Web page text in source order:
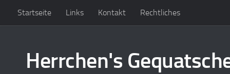
Zum Inhalt springen
Startseite Links Kontakt Rechtliches
Herrchen's